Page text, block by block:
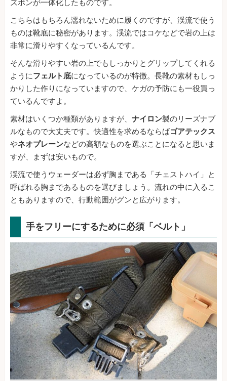
ズボンが一体化したものです。
こちらはもちろん濡れないために履くのですが、渓流で使う
ものは靴底に秘密があります。渓流ではコケなどで岩の上は
非常に滑りやすくなっているんです。
そんな滑りやすい岩の上でもしっかりとグリップしてくれる
ようにフェルト底になっているのが特徴。長靴の素材もしっ
かりした作りになっていますので、ケガの予防にも一役買っ
ているんですよ。
素材はいくつか種類がありますが、 ナイロン製のリーズナブ
ルなもので大丈夫です。快適性を求めるならばゴアテックス
やネオプレーンなどの高額なものを選ぶことになると思いま
すが、まずは安いもので。
渓流で使うウェーダーは必ず胸まである「チェストハイ」と
呼ばれる胸まであるものを選びましょう。流れの中に入るこ
ともありますので、行動範囲がグンと広がります。
手をフリーにするために必須「ベルト」